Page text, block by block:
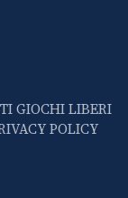
GIOCHI LIBERI
POLICY